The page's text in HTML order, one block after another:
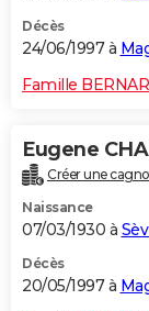
Décès
24/06/1997 à
Famille
Eugene
Créer une
Naissance
07/03/1930 à
Décès
20/05/1997 à